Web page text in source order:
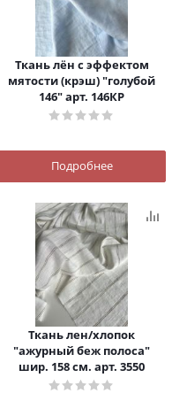
Ткань лён с эффектом
мятости (крэш) "голубой
146" арт. 146КР
Подробнее
Ткань лен/хлопок
"ажурный беж полоса"
шир. 158 см. арт. 3550